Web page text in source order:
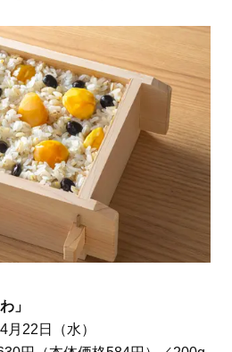
」
22日（水）